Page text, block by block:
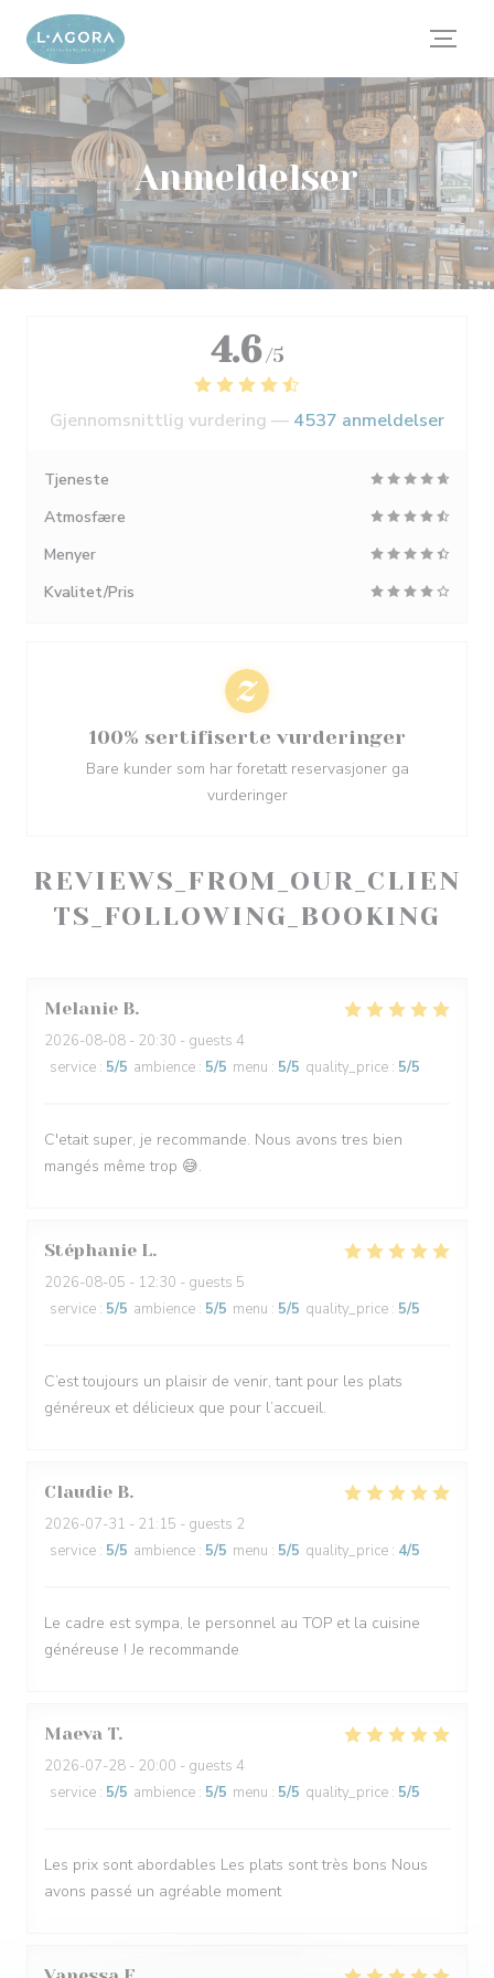
Panel for informasjonskapsler
Anmeldelser
REVIEWS_FROM_OUR_CLIEN
TS_FOLLOWING_BOOKING
Melanie B
2026-08-08 - 20:30 - guests 4
service : 5/5 ambience : 5/5 menu : 5/5 quality_price : 5/5
C'etait super, je recommande. Nous avons tres bien
mangés même trop 😅.
Stéphanie L
2026-08-05 - 12:30 - guests 5
service : 5/5 ambience : 5/5 menu : 5/5 quality_price : 5/5
C’est toujours un plaisir de venir, tant pour les plats
généreux et délicieux que pour l’accueil.
Claudie B
2026-07-31 - 21:15 - guests 2
service : 5/5 ambience : 5/5 menu : 5/5 quality_price : 4/5
Le cadre est sympa, le personnel au TOP et la cuisine
généreuse ! Je recommande
Maeva T
2026-07-28 - 20:00 - guests 4
service : 5/5 ambience : 5/5 menu : 5/5 quality_price : 5/5
Les prix sont abordables Les plats sont très bons Nous
avons passé un agréable moment
4.6 /5
Gjennomsnittlig vurdering — 4537 anmeldelser
Tjeneste
Atmosfære
Menyer
Kvalitet/Pris
100% sertifiserte vurderinger
Bare kunder som har foretatt reservasjoner ga
vurderinger